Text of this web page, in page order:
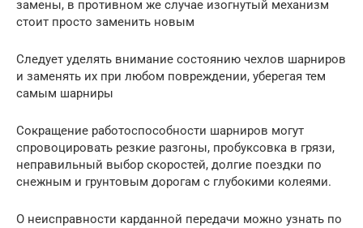
замены, в противном же случае изогнутый механизм
стоит просто заменить новым
Следует уделять внимание состоянию чехлов шарниров
и заменять их при любом повреждении, уберегая тем
самым шарниры
Сокращение работоспособности шарниров могут
спровоцировать резкие разгоны, пробуксовка в грязи,
неправильный выбор скоростей, долгие поездки по
снежным и грунтовым дорогам с глубокими колеями.
О неисправности карданной передачи можно узнать по